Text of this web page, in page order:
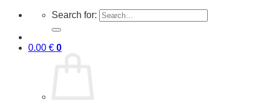
Search for:
0.00 € 0